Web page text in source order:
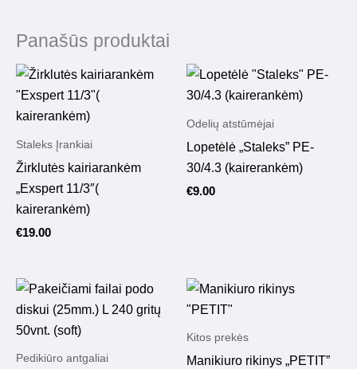
Panašūs produktai
Staleks Įrankiai
Žirklutės kairiarankėm
„Exspert 11/3″(
kairerankėm)
€19.00
Odelių atstūmėjai
Lopetėlė „Staleks” PE-
30/4.3 (kairerankėm)
€9.00
Pedikiūro antgaliai
Kitos prekės
Manikiuro rikinys „PETIT”